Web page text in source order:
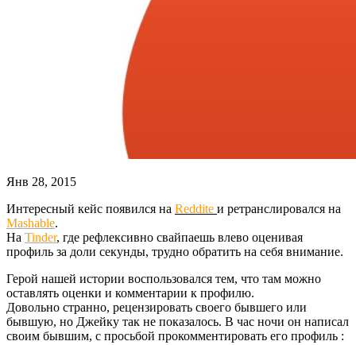
Янв 28, 2015
Интересный кейс появился на Reddite и ретранслировался на
Mashable.
На Tinder, где рефлексивно свайпаешь влево оценивая
профиль за доли секунды, трудно обратить на себя внимание.
Герой нашей истории воспользовался тем, что там можно
оставлять оценки и комментарии к профилю.
Довольно странно, рецензировать своего бывшего или
бывшую, но Джейку так не показалось. В час ночи он написал
своим бывшим, с просьбой прокомментировать его профиль :